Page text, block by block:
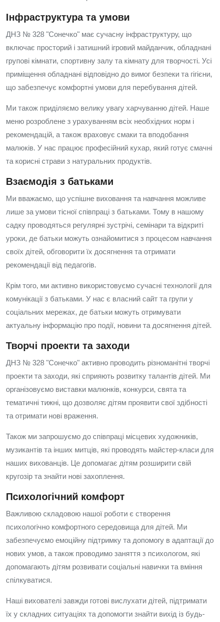
Інфраструктура та умови
ДНЗ № 328 "Сонечко" має сучасну інфраструктуру, що
включає просторий і затишний ігровий майданчик, обладнані
групові кімнати, спортивну залу та кімнату для творчості. Усі
приміщення обладнані відповідно до вимог безпеки та гігієни,
що забезпечує комфортні умови для перебування дітей.
Ми також приділяємо велику увагу харчуванню дітей. Наше
меню розроблене з урахуванням всіх необхідних норм і
рекомендацій, а також враховує смаки та вподобання
малюків. У нас працює професійний кухар, який готує смачні
та корисні страви з натуральних продуктів.
Взаємодія з батьками
Ми вважаємо, що успішне виховання та навчання можливе
лише за умови тісної співпраці з батьками. Тому в нашому
садку проводяться регулярні зустрічі, семінари та відкриті
уроки, де батьки можуть ознайомитися з процесом навчання
своїх дітей, обговорити їх досягнення та отримати
рекомендації від педагогів.
Крім того, ми активно використовуємо сучасні технології для
комунікації з батьками. У нас є власний сайт та групи у
соціальних мережах, де батьки можуть отримувати
актуальну інформацію про події, новини та досягнення дітей.
Творчі проекти та заходи
ДНЗ № 328 "Сонечко" активно проводить різноманітні творчі
проекти та заходи, які сприяють розвитку талантів дітей. Ми
організовуємо виставки малюнків, конкурси, свята та
тематичні тижні, що дозволяє дітям проявити свої здібності
та отримати нові враження.
Також ми запрошуємо до співпраці місцевих художників,
музикантів та інших митців, які проводять майстер-класи для
наших вихованців. Це допомагає дітям розширити свій
кругозір та знайти нові захоплення.
Психологічний комфорт
Важливою складовою нашої роботи є створення
психологічно комфортного середовища для дітей. Ми
забезпечуємо емоційну підтримку та допомогу в адаптації до
нових умов, а також проводимо заняття з психологом, які
допомагають дітям розвивати соціальні навички та вміння
спілкуватися.
Наші вихователі завжди готові вислухати дітей, підтримати
їх у складних ситуаціях та допомогти знайти вихід із будь-